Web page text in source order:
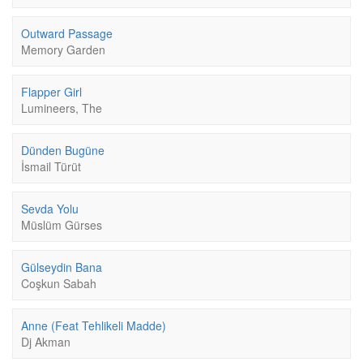
Outward Passage
Memory Garden
Flapper Girl
Lumineers, The
Dünden Bugüne
İsmail Türüt
Sevda Yolu
Müslüm Gürses
Gülseydin Bana
Coşkun Sabah
Anne (Feat Tehlikeli Madde)
Dj Akman